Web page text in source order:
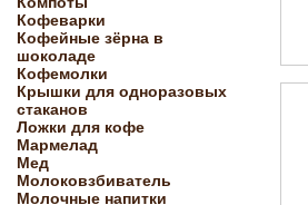
Кофеварки
Кофейные зёрна в
шоколаде
Кофемолки
Крышки для одноразовых
стаканов
Ложки для кофе
Мармелад
Мед
Молоковзбиватель
Молочные напитки